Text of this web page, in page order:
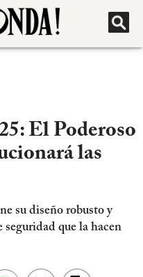
El Poderoso
las
su diseño robusto y
seguridad que la hacen